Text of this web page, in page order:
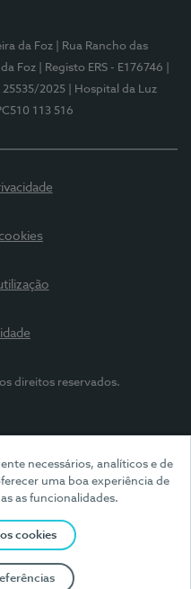
necessários, analíticos e de
uma boa experiência de
as funcionalidades.
cookies
da Foz
| Rua Rancho das
Foz
| Registo ERS - E176746
25535/2025
| Hospital da Luz
113 516
direitos reservados.